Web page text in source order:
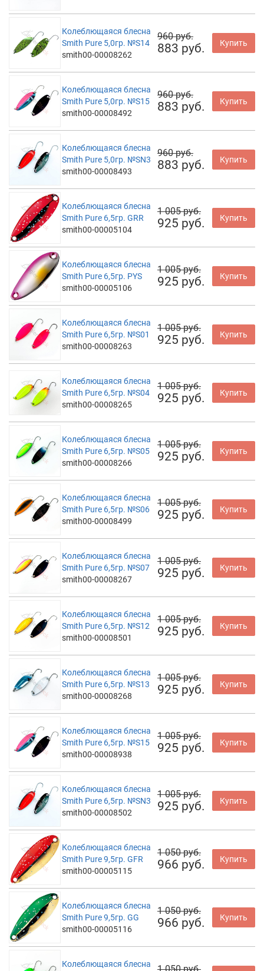
Колеблющаяся блесна
Smith Pure 5,0гр. №S14
smith00-00008262
960 руб.
883 руб. Купить
Колеблющаяся блесна
Smith Pure 5,0гр. №S15
smith00-00008492
960 руб.
883 руб. Купить
Колеблющаяся блесна
Smith Pure 5,0гр. №SN3
smith00-00008493
960 руб.
883 руб. Купить
Колеблющаяся блесна
Smith Pure 6,5гр. GRR
smith00-00005104
1 005 руб.
925 руб. Купить
Колеблющаяся блесна
Smith Pure 6,5гр. PYS
smith00-00005106
1 005 руб.
925 руб. Купить
Колеблющаяся блесна
Smith Pure 6,5гр. №S01
smith00-00008263
1 005 руб.
925 руб. Купить
Колеблющаяся блесна
Smith Pure 6,5гр. №S04
smith00-00008265
1 005 руб.
925 руб. Купить
Колеблющаяся блесна
Smith Pure 6,5гр. №S05
smith00-00008266
1 005 руб.
925 руб. Купить
Колеблющаяся блесна
Smith Pure 6,5гр. №S06
smith00-00008499
1 005 руб.
925 руб. Купить
Колеблющаяся блесна
Smith Pure 6,5гр. №S07
smith00-00008267
1 005 руб.
925 руб. Купить
Колеблющаяся блесна
Smith Pure 6,5гр. №S12
smith00-00008501
1 005 руб.
925 руб. Купить
Колеблющаяся блесна
Smith Pure 6,5гр. №S13
smith00-00008268
1 005 руб.
925 руб. Купить
Колеблющаяся блесна
Smith Pure 6,5гр. №S15
smith00-00008938
1 005 руб.
925 руб. Купить
Колеблющаяся блесна
Smith Pure 6,5гр. №SN3
smith00-00008502
1 005 руб.
925 руб. Купить
Колеблющаяся блесна
Smith Pure 9,5гр. GFR
smith00-00005115
1 050 руб.
966 руб. Купить
Колеблющаяся блесна
Smith Pure 9,5гр. GG
smith00-00005116
1 050 руб.
966 руб. Купить
Колеблющаяся блесна